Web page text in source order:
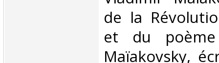
de la
et du
Maïakovsky,